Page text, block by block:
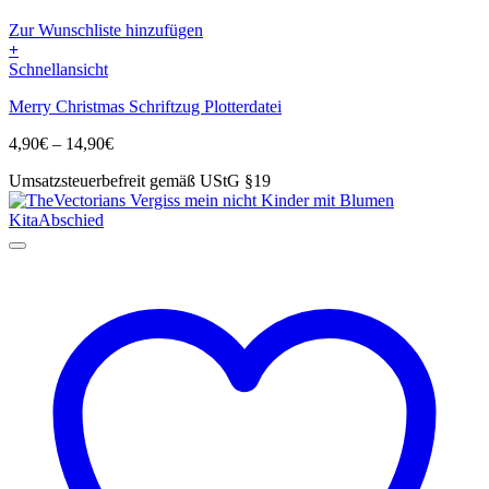
Zur Wunschliste hinzufügen
+
Dieses
weist
Varianten
Die
Optionen
können
auf
Schnellansicht
Merry Christmas Schriftzug Plotterdatei
4,90€ – 14,90€Preisspanne:
bis
14,90€
Umsatzsteuerbefreit gemäß UStG §19